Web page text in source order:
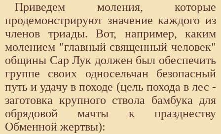
Приведем моления, которые
продемонстрируют значение каждого из
членов триады. Вот, например, каким
молением "главный священный человек"
общины Сар Лук должен был обеспечить
группе своих односельчан безопасный
путь и удачу в походе (цель похода в лес -
заготовка крупного ствола бамбука для
обрядовой мачты к празднеству
Обменной жертвы):